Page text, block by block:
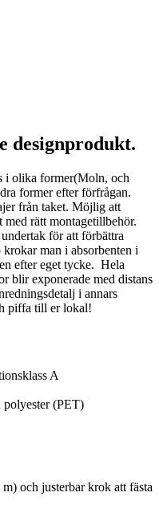
designprodukt.
i olika former(Moln, och
former efter förfrågan.
från taket. Möjlig att
rätt montagetillbehör.
för att förbättra
man i absorbenten i
efter eget tycke. Hela
blir exponerade med distans
i annars
piffa till er lokal!
A
(PET)
och justerbar krok att fästa